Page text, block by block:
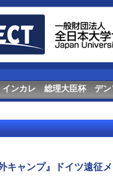
インカレ 総理大臣杯 デン
キャンプ』ドイツ遠